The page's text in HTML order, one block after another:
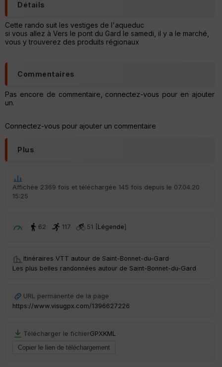
Po
e
Détails
Cette rando suit les vestiges de l'aqueduc
si vous allez à Vers le pont du Gard le samedi, il y a le marché,
vous y trouverez des produits régionaux
Commentaires
Pas encore de commentaire, connectez-vous pour en ajouter
un.
Connectez-vous pour ajouter un commentaire
Plus
Affichée 2369 fois et téléchargée 145 fois depuis le 07.04.20
15:25
62 117 51 [Légende]
Itinéraires VTT autour de Saint-Bonnet-du-Gard·
Les plus belles randonnées autour de Saint-Bonnet-du-Gard
URL permanente de la page
https://www.visugpx.com/1396627226
Télécharger le fichierGPXKML